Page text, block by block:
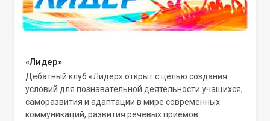
«Лидер»
Дебатный клуб «Лидер» открыт с целью создания
условий для познавательной деятельности учащихся,
саморазвития и адаптации в мире современных
коммуникаций, развития речевых приёмов